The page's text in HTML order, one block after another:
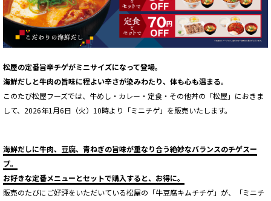
松屋の定番旨辛チゲがミニサイズになって登場。
海鮮だしと牛肉の旨味に程よい辛さが染みわたり、体も心も温まる。
このたび松屋フーズでは、牛めし・カレー・定食・その他丼の「松屋」におきま
して、2026年1月6日（火）10時より「ミニチゲ」を販売いたします。
海鮮だしに牛肉、豆腐、青ねぎの旨味が重なり合う絶妙なバランスのチゲスー
プ。
お好きな定番メニューとセットで購入すると、お得に。
販売のたびにご好評をいただいている松屋の「牛豆腐キムチチゲ」が、「ミニチ